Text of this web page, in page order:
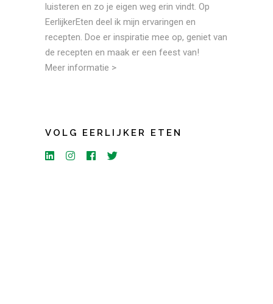
luisteren en zo je eigen weg erin vindt. Op
EerlijkerEten deel ik mijn ervaringen en
recepten. Doe er inspiratie mee op, geniet van
de recepten en maak er een feest van!
Meer informatie >
VOLG EERLIJKER ETEN